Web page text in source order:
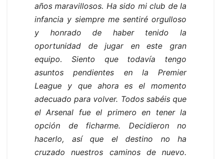
años maravillosos. Ha sido mi club de la
infancia y siempre me sentiré orgulloso
y honrado de haber tenido la
oportunidad de jugar en este gran
equipo. Siento que todavía tengo
asuntos pendientes en la Premier
League y que ahora es el momento
adecuado para volver. Todos sabéis que
el Arsenal fue el primero en tener la
opción de ficharme. Decidieron no
hacerlo, así que el destino no ha
cruzado nuestros caminos de nuevo.